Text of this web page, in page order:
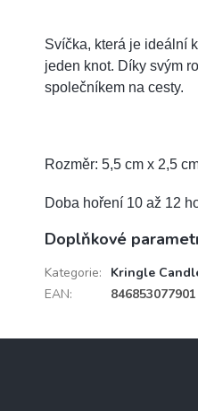
Svíčka, která je ideální
jeden knot. Díky svým
společníkem na cesty.
Rozměr: 5,5 cm x 2,5
Doba hoření 10 až 12
Doplňkové
Kategorie:
Kringle
EAN: 846853077901